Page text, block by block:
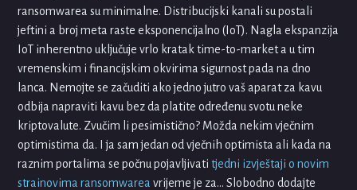
ransomwarea su minimalne. Distribucijski kanali su postali
jeftini a broj meta raste eksponencijalno (IoT). Nagla ekspanzija
IoT inherentno uključuje vrlo kratak time-to-market a u tim
vremenskim i financijskim okvirima sigurnost pada na dno
lanca. Nemojte se začuditi ako jedno jutro vaš aparat za kavu
odbija napraviti kavu bez da platite određenu svotu neke
kriptovalute. Zvučim li pesimistično? Možda nekim vječnim
optimistima da. I ja sam jedan od vječnih optimista ali kada na
raznim portalima se počnu pojavljivatitjedni izvještaji o novim
strainovima ransomwarea vrijeme je za… Slobodno dodajte